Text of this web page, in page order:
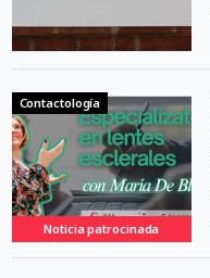
Contactología
Noticia patrocinada